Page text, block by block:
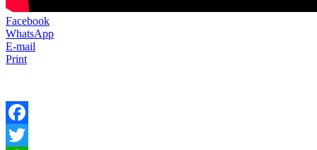
Facebook
WhatsApp
E-mail
Print
Facebook